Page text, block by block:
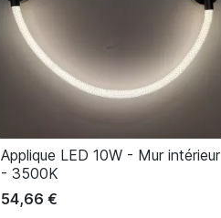
 Aperçu rapide
Applique LED 10W - Mur intérieur
- 3500K
54,66 €